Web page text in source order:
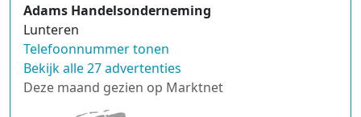
Adams Handelsonderneming
Lunteren
Telefoonnummer tonen
Bekijk alle 27 advertenties
Deze maand gezien op Marktnet